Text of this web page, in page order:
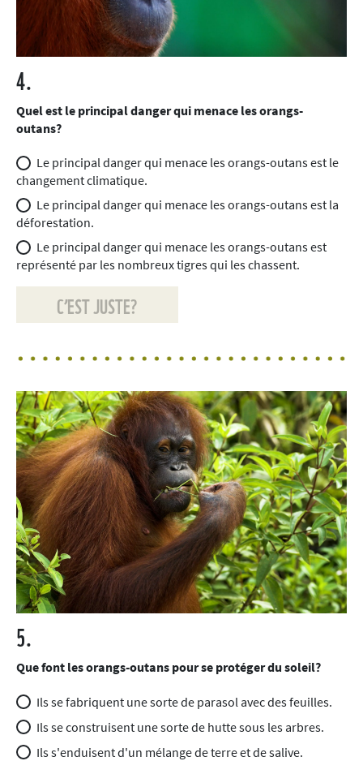
4.
Quel est le principal danger qui menace les orangs-
outans?
Le principal danger qui menace les orangs-outans est le
changement climatique.
Le principal danger qui menace les orangs-outans est la
déforestation.
Le principal danger qui menace les orangs-outans est
représenté par les nombreux tigres qui les chassent.
C’EST JUSTE?
5.
Que font les orangs-outans pour se protéger du soleil?
Ils se fabriquent une sorte de parasol avec des feuilles.
Ils se construisent une sorte de hutte sous les arbres.
Ils s'enduisent d'un mélange de terre et de salive.